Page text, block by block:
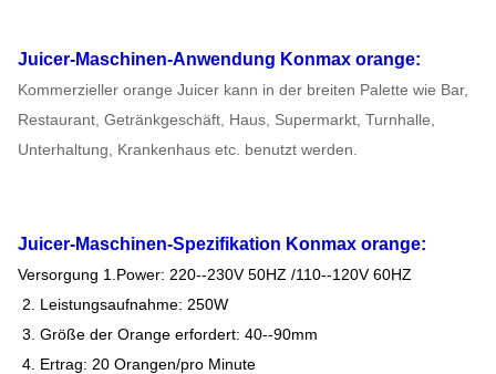
Juicer-Maschinen-Anwendung Konmax orange:
Kommerzieller orange Juicer kann in der breiten Palette wie Bar,
Restaurant, Getränkgeschäft, Haus, Supermarkt, Turnhalle,
Unterhaltung, Krankenhaus etc. benutzt werden.
Juicer-Maschinen-Spezifikation Konmax orange:
Versorgung 1.Power: 220--230V 50HZ /110--120V 60HZ
2. Leistungsaufnahme: 250W
3. Größe der Orange erfordert: 40--90mm
4. Ertrag: 20 Orangen/pro Minute